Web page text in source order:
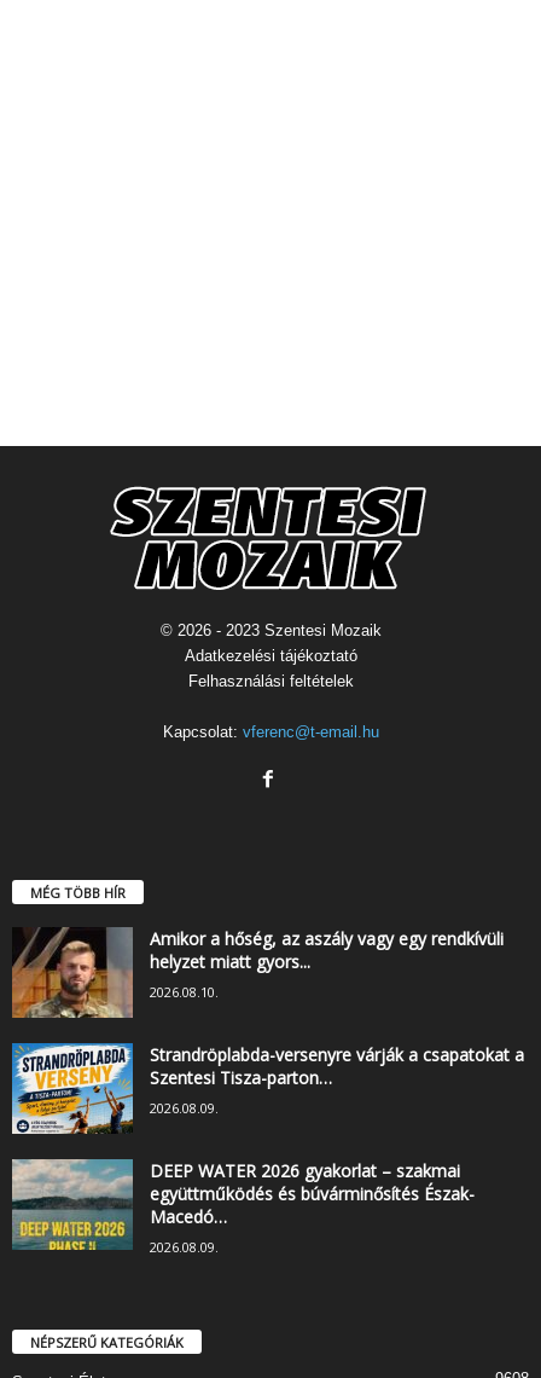
© 2026 - 2023 Szentesi Mozaik
Adatkezelési tájékoztató
Felhasználási feltételek
Kapcsolat: vferenc@t-email.hu
MÉG TÖBB HÍR
Amikor a hőség, az aszály vagy egy rendkívüli
helyzet miatt gyors...
2026.08.10.
Strandröplabda-versenyre várják a csapatokat a
Szentesi Tisza-parton…
2026.08.09.
DEEP WATER 2026 gyakorlat – szakmai
együttműködés és búvárminősítés Észak-
Macedó…
2026.08.09.
NÉPSZERŰ KATEGÓRIÁK